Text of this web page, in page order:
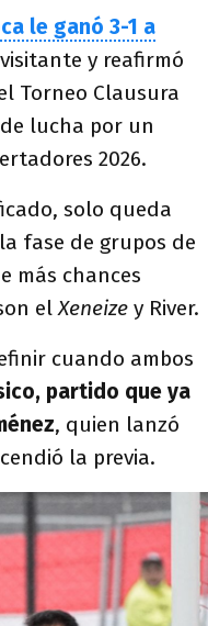
le ganó 3-1 a
y reafirmó
Torneo Clausura
lucha por un
2026.
solo queda
fase de grupos de
más chances
elXeneize y River.
cuando ambos
partido que ya
, quien lanzó
la previa.